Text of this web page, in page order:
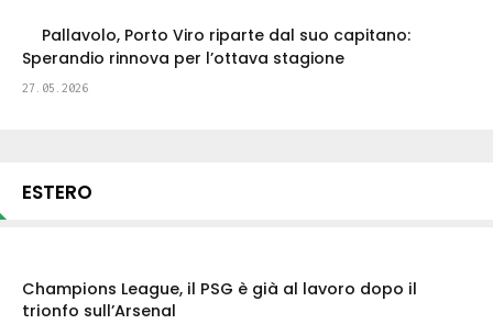
Pallavolo, Porto Viro riparte dal suo capitano:
Sperandio rinnova per l’ottava stagione
27.05.2026
ESTERO
Champions League, il PSG è già al lavoro dopo il
trionfo sull’Arsenal